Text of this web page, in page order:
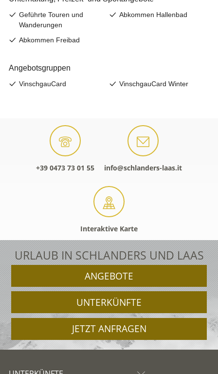
+39 0473 73 01 55 info@schlanders-laas.it
Interaktive Karte
URLAUB IN SCHLANDERS UND LAAS
ANGEBOTE
UNTERKÜNFTE
JETZT ANFRAGEN